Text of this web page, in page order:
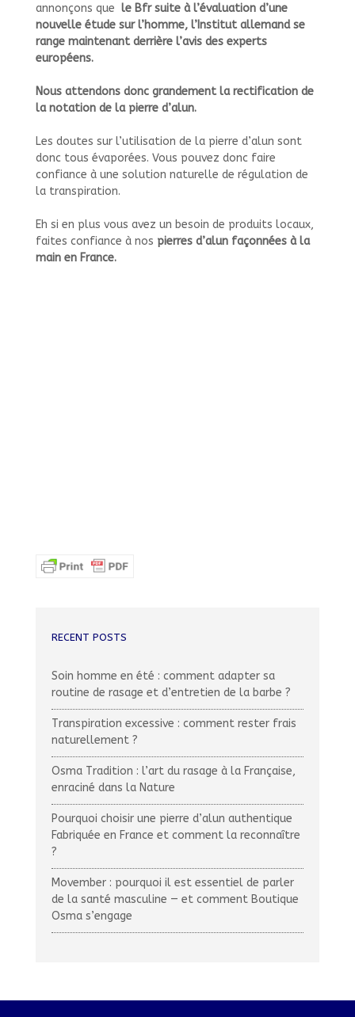
annonçons que le Bfr suite à l’évaluation d’une
nouvelle étude sur l’homme, l’Institut allemand se
range maintenant derrière l’avis des experts
européens.
Nous attendons donc grandement la rectification de
la notation de la pierre d’alun.
Les doutes sur l’utilisation de la pierre d’alun sont
donc tous évaporées. Vous pouvez donc faire
confiance à une solution naturelle de régulation de
la transpiration.
Eh si en plus vous avez un besoin de produits locaux,
faites confiance à nos pierres d’alun façonnées à la
main en France.
RECENT POSTS
Soin homme en été : comment adapter sa
routine de rasage et d’entretien de la barbe ?
Transpiration excessive : comment rester frais
naturellement ?
Osma Tradition : l’art du rasage à la Française,
enraciné dans la Nature
Pourquoi choisir une pierre d’alun authentique
Fabriquée en France et comment la reconnaître
?
Movember : pourquoi il est essentiel de parler
de la santé masculine — et comment Boutique
Osma s’engage